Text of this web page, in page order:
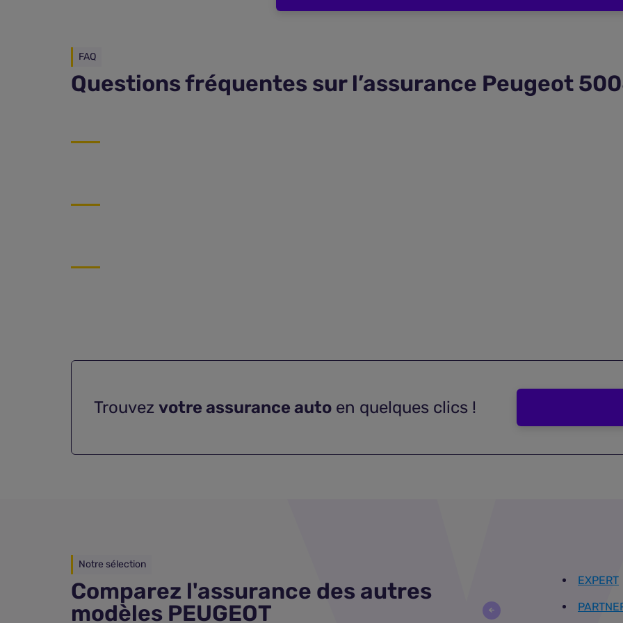
FAQ
Questions fréquentes sur l’assurance Peugeot
Trouvez votre assurance auto en quelques clics !
Notre sélection
Comparez l'assurance des autres
modèles PEUGEOT
EXPERT